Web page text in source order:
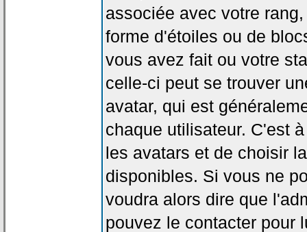
associée avec votre
forme d'étoiles ou de
vous avez fait ou votre
celle-ci peut se trouver
avatar, qui est
chaque utilisateur. C'est
les avatars et de choisir
disponibles. Si vous ne
voudra alors dire que
pouvez le contacter pour